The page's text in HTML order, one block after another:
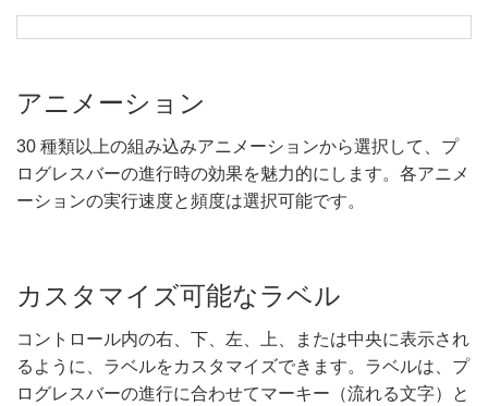
アニメーション
30 種類以上の組み込みアニメーションから選択して、プ
ログレスバーの進行時の効果を魅力的にします。各アニメ
ーションの実行速度と頻度は選択可能です。
カスタマイズ可能なラベル
コントロール内の右、下、左、上、または中央に表示され
るように、ラベルをカスタマイズできます。ラベルは、プ
ログレスバーの進行に合わせてマーキー（流れる文字）と